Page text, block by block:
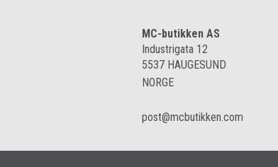
MC-butikken AS
Industrigata 12
5537 HAUGESUND
NORGE
post@mcbutikken.com